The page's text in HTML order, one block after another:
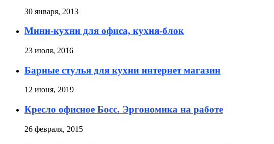
30 января, 2013
Мини-кухни для офиса, кухня-блок
23 июля, 2016
Барные стулья для кухни интернет магазин
12 июня, 2019
Кресло офисное Босс. Эргономика на работе
26 февраля, 2015